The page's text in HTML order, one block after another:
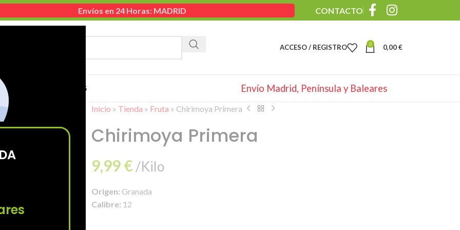
Envíos en 24 Horas: MADRID CONTACTO
ACCESO / REGISTRO 0 0,00€
EMPRESA BLOG Envío Madrid, Península y Baleares
Inicio » Tienda » Fruta » Chirimoya Primera
Chirimoya Primera
9,99€ /Kilo
Origen: Granada
Calibre: 12